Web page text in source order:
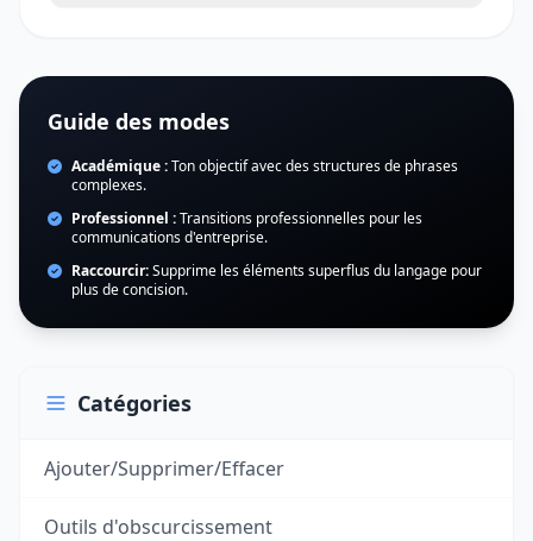
Guide des modes
Académique :Ton objectif avec des structures de phrases
complexes.
Professionnel :Transitions professionnelles pour les
communications d'entreprise.
Raccourcir:Supprime les éléments superflus du langage pour
plus de concision.
Catégories
Ajouter/Supprimer/Effacer
Outils d'obscurcissement